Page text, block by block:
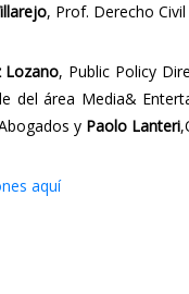
, Prof. Derecho Civil
Lozano, Public Policy
del área Media&
y Paolo Lanteri
aquí